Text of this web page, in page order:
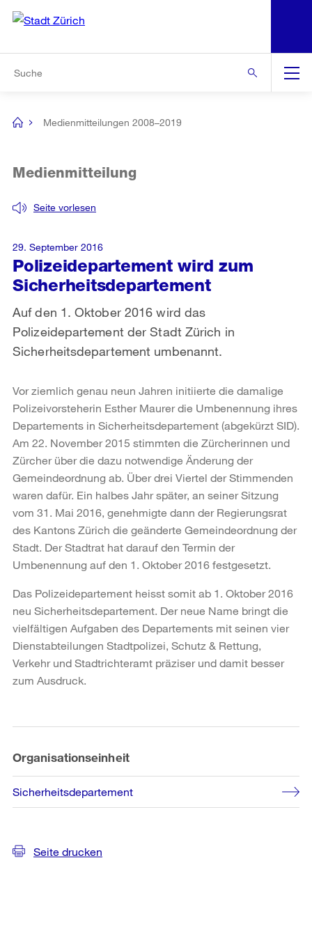
Navigation
[no
Medienmitteilungen 2008–2019
Polizeidepartement wird zum
Sicherheitsdepartement
Seite vorlesen
Medienmitteilung
Auf den 1. Oktober 2016 wird das
Polizeidepartement der Stadt Zürich in
Sicherheitsdepartement umbenannt.
29. September 2016
Vor ziemlich genau neun Jahren initiierte die damalige
Polizeivorsteherin Esther Maurer die Umbenennung ihres
Departements in Sicherheitsdepartement (abgekürzt SID).
Am 22. November 2015 stimmten die Zürcherinnen und
Zürcher über die dazu notwendige Änderung der
Gemeindeordnung ab. Über drei Viertel der Stimmenden
waren dafür. Ein halbes Jahr später, an seiner Sitzung
vom 31. Mai 2016, genehmigte dann der Regierungsrat
des Kantons Zürich die geänderte Gemeindeordnung der
Stadt. Der Stadtrat hat darauf den Termin der
Umbenennung auf den 1. Oktober 2016 festgesetzt.
Das Polizeidepartement heisst somit ab 1. Oktober 2016
neu Sicherheitsdepartement. Der neue Name bringt die
vielfältigen Aufgaben des Departements mit seinen vier
Dienstabteilungen Stadtpolizei, Schutz & Rettung,
Verkehr und Stadtrichteramt präziser und damit besser
zum Ausdruck.
Organisationseinheit
Sicherheitsdepartement
Seite drucken